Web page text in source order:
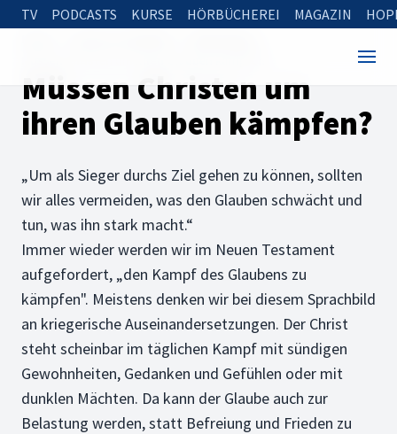
TV PODCASTS KURSE HÖRBÜCHEREI MAGAZIN
Müssen Christen um
ihren Glauben kämpfen?
„Um als Sieger durchs Ziel gehen zu können, sollten
wir alles vermeiden, was den Glauben schwächt und
tun, was ihn stark macht.“
Immer wieder werden wir im Neuen Testament
aufgefordert, „den Kampf des Glaubens zu
kämpfen". Meistens denken wir bei diesem Sprachbild
an kriegerische Auseinandersetzungen. Der Christ
steht scheinbar im täglichen Kampf mit sündigen
Gewohnheiten, Gedanken und Gefühlen oder mit
dunklen Mächten. Da kann der Glaube auch zur
Belastung werden, statt Befreiung und Frieden zu